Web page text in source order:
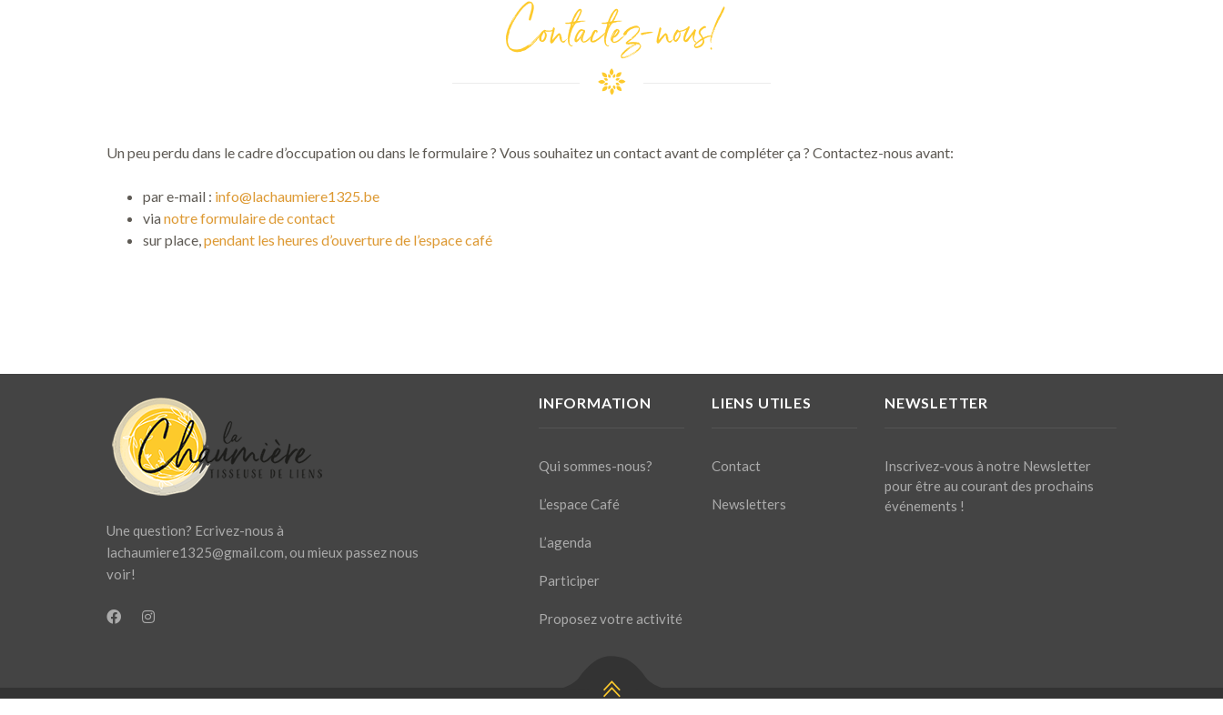
Contactez-nous!
Un peu perdu dans le cadre d’occupation ou dans le formulaire ? Vous souhaitez un contact avant de compléter ça ? Contactez-nous avant:
par e-mail : info@lachaumiere1325.be
vianotre formulaire de contact
sur place,pendant les heures d’ouverture de l’espace café
Une question? Ecrivez-nous à
lachaumiere1325@gmail.com, ou mieux passez nous
voir!
INFORMATION
Qui sommes-nous?
L’espace Café
L’agenda
Participer
Proposez votre activité
LIENS UTILES
Contact
Newsletters
NEWSLETTER
Inscrivez-vous à notre Newsletter
pour être au courant des prochains
événements !